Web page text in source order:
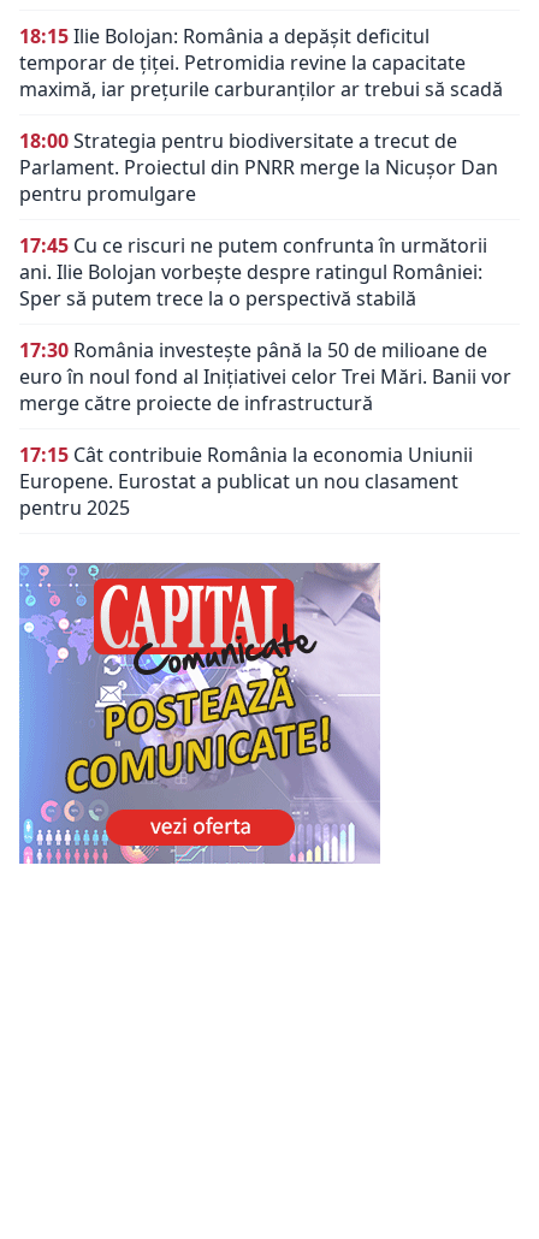
18:15Ilie Bolojan: România a depășit deficitul
temporar de țiței. Petromidia revine la capacitate
maximă, iar prețurile carburanților ar trebui să scadă
18:00Strategia pentru biodiversitate a trecut de
Parlament. Proiectul din PNRR merge la Nicușor Dan
pentru promulgare
17:45 Cu ce riscuri ne putem confrunta în următorii
ani. Ilie Bolojan vorbește despre ratingul României:
Sper să putem trece la o perspectivă stabilă
17:30 România investește până la 50 de milioane de
euro în noul fond al Inițiativei celor Trei Mări. Banii vor
merge către proiecte de infrastructură
17:15 Cât contribuie România la economia Uniunii
Europene. Eurostat a publicat un nou clasament
pentru 2025